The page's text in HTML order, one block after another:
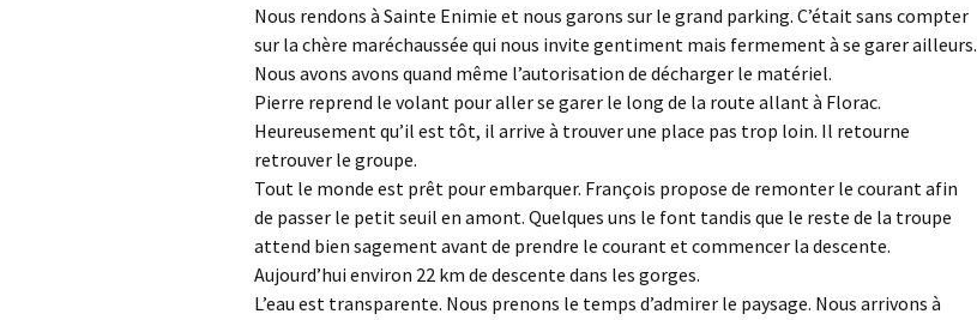
Nous rendons à Sainte Enimie et nous garons sur le grand parking. C’était sans compter
sur la chère maréchaussée qui nous invite gentiment mais fermement à se garer ailleurs.
Nous avons avons quand même l’autorisation de décharger le matériel.
Pierre reprend le volant pour aller se garer le long de la route allant à Florac.
Heureusement qu’il est tôt, il arrive à trouver une place pas trop loin. Il retourne
retrouver le groupe.
Tout le monde est prêt pour embarquer. François propose de remonter le courant afin
de passer le petit seuil en amont. Quelques uns le font tandis que le reste de la troupe
attend bien sagement avant de prendre le courant et commencer la descente.
Aujourd’hui environ 22 km de descente dans les gorges.
L’eau est transparente. Nous prenons le temps d’admirer le paysage. Nous arrivons à